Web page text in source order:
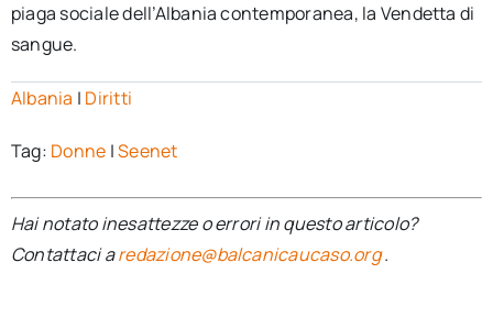
piaga sociale dell’Albania contemporanea, la Vendetta di
sangue.
Albania | Diritti
Tag: Donne |Seenet
Hai notato inesattezze o errori in questo articolo?
Contattaci aredazione@balcanicaucaso.org.